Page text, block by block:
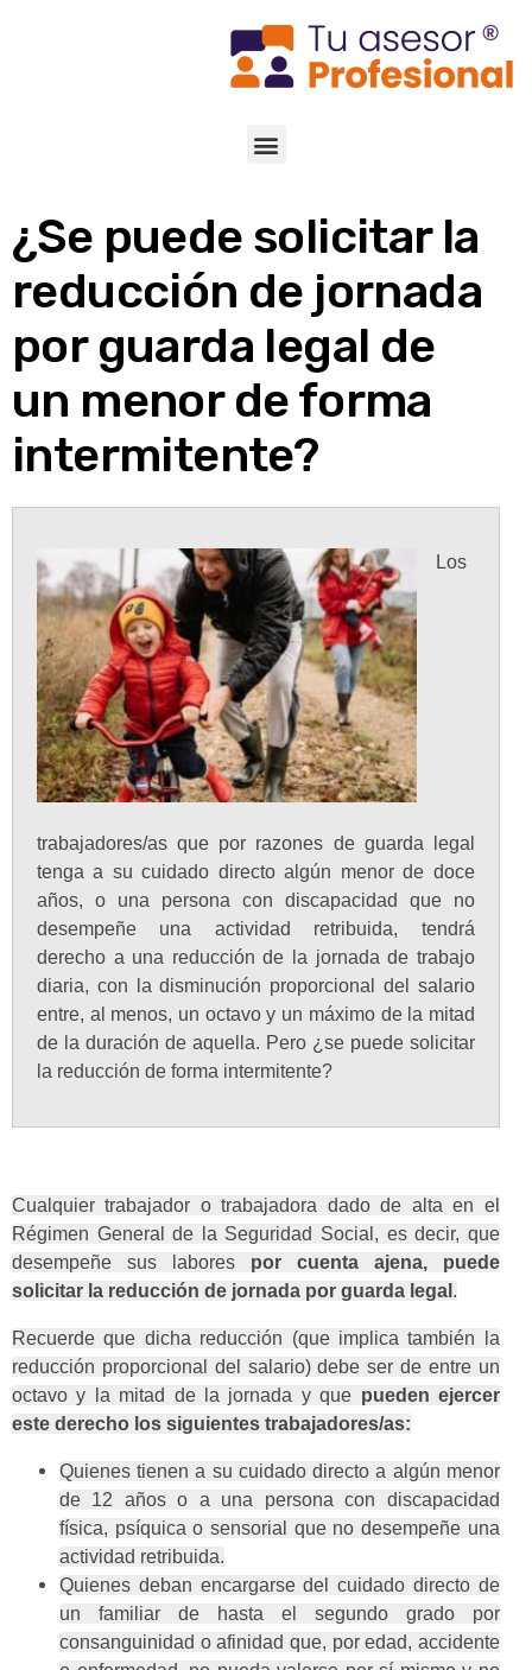
¿Se puede solicitar la
reducción de jornada
por guarda legal de
un menor de forma
intermitente?
Los
trabajadores/as que por razones de guarda legal
tenga a su cuidado directo algún menor de doce
años, o una persona con discapacidad que no
desempeñe una actividad retribuida, tendrá
derecho a una reducción de la jornada de trabajo
diaria, con la disminución proporcional del salario
entre, al menos, un octavo y un máximo de la mitad
de la duración de aquella. Pero ¿se puede solicitar
la reducción de forma intermitente?
Cualquier trabajador o trabajadora dado de alta en el
Régimen General de la Seguridad Social, es decir, que
desempeñe sus labores por cuenta ajena, puede
solicitar la reducción de jornada por guarda legal .
Recuerde que dicha reducción (que implica también la
reducción proporcional del salario) debe ser de entre un
octavo y la mitad de la jornada y que pueden ejercer
este derecho los siguientes trabajadores/as:
Quienes tienen a su cuidado directo a algún menor
de 12 años o a una persona con discapacidad
física, psíquica o sensorial que no desempeñe una
actividad retribuida.
Quienes deban encargarse del cuidado directo de
un familiar de hasta el segundo grado por
consanguinidad o afinidad que, por edad, accidente